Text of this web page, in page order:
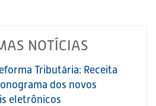
NOTÍCIAS
Tributária: Receita
dos novos
eletrônicos